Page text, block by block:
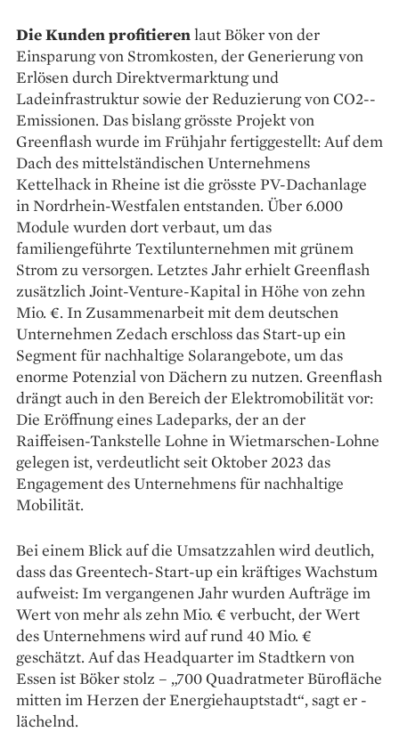
Die Kunden profitierenlaut ­Böker von der
Einsparung von Stromkosten, der Generierung von
Erlösen durch Direktvermarktung und
Ladeinfrastruktur sowie der Reduzierung von CO2-­
Emissionen. Das bislang grösste Projekt von
Greenflash wurde im Frühjahr ­fertiggestellt: Auf dem
Dach des mittelständischen Unternehmens
Kettelhack in Rheine ist die grösste PV-Dachanlage
in Nordrhein-Westfalen entstanden. Über 6.000
Module wurden dort verbaut, um das
familiengeführte Textilunternehmen mit grünem
Strom zu versorgen. Letztes Jahr erhielt Greenflash
zusätzlich Joint-Venture-­Kapital in Höhe von zehn
Mio. €. In Zusammenarbeit mit dem deutschen
Unternehmen Zedach erschloss das Start-up ein
Segment für nachhaltige Solarangebote, um das
enorme Potenzial von Dächern zu nutzen. Greenflash
drängt auch in den Bereich der Elektromobilität vor:
Die Eröffnung eines Ladeparks, der an der
Raiffeisen-Tankstelle Lohne in Wietmarschen-Lohne
gelegen ist, verdeutlicht seit Oktober 2023 das
Engagement des Unternehmens für nachhaltige
Mobilität.
Bei einem Blick auf die Umsatzzahlen wird deutlich,
dass das Greentech-Start-up ein kräftiges Wachstum
aufweist: Im vergangenen Jahr wurden Aufträge im
Wert von mehr als zehn Mio. € verbucht, der Wert
des Unternehmens wird auf rund 40 Mio. €
geschätzt. Auf das Headquarter im Stadtkern von
Essen ist Böker stolz – „700 Quadrat­meter Büro­fläche
mitten im ­Herzen der Energiehauptstadt“, sagt er ­
lächelnd.